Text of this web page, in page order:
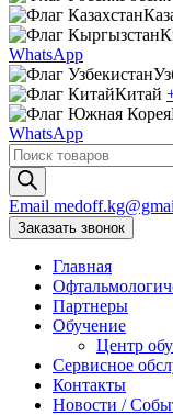
WhatsApp
Китай
WhatsApp
Поиск
товаров
Email
Заказать звонок
Главная
Партнеры
Обучение
Центр
Сервисное
Контакты
Новости /